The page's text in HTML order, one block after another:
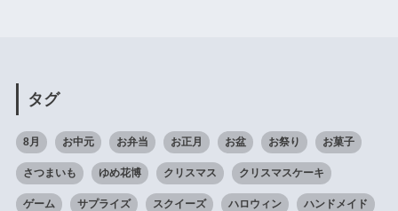
タグ
8月 お中元 お弁当 お正月 お盆 お祭り お菓子
さつまいも ゆめ花博 クリスマス クリスマスケーキ
ゲーム サプライズ スクイーズ ハロウィン ハンドメイド